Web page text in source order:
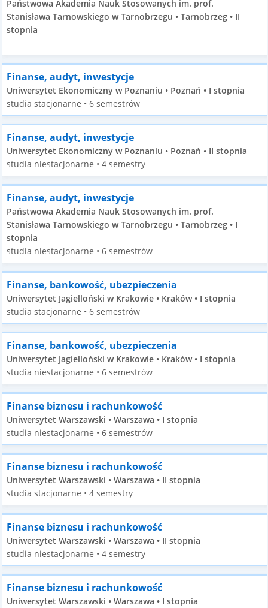
Państwowa Akademia Nauk Stosowanych im. prof.
Stanisława Tarnowskiego w Tarnobrzegu • Tarnobrzeg • II
stopnia
Finanse, audyt, inwestycje
Uniwersytet Ekonomiczny w Poznaniu • Poznań • I stopnia
studia stacjonarne • 6 semestrów
Finanse, audyt, inwestycje
Uniwersytet Ekonomiczny w Poznaniu • Poznań • II stopnia
studia niestacjonarne • 4 semestry
Finanse, audyt, inwestycje
Państwowa Akademia Nauk Stosowanych im. prof.
Stanisława Tarnowskiego w Tarnobrzegu • Tarnobrzeg • I
stopnia
studia niestacjonarne • 6 semestrów
Finanse, bankowość, ubezpieczenia
Uniwersytet Jagielloński w Krakowie • Kraków • I stopnia
studia stacjonarne • 6 semestrów
Finanse, bankowość, ubezpieczenia
Uniwersytet Jagielloński w Krakowie • Kraków • I stopnia
studia niestacjonarne • 6 semestrów
Finanse biznesu i rachunkowość
Uniwersytet Warszawski • Warszawa • I stopnia
studia niestacjonarne • 6 semestrów
Finanse biznesu i rachunkowość
Uniwersytet Warszawski • Warszawa • II stopnia
studia stacjonarne • 4 semestry
Finanse biznesu i rachunkowość
Uniwersytet Warszawski • Warszawa • II stopnia
studia niestacjonarne • 4 semestry
Finanse biznesu i rachunkowość
Uniwersytet Warszawski • Warszawa • I stopnia